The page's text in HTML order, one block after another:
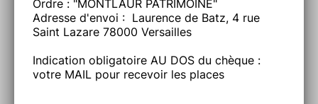
Ordre : "MONTLAUR PATRIMOINE"
Adresse d'envoi : Laurence de Batz, 4 rue
Saint Lazare 78000 Versailles
Indication obligatoire AU DOS du chèque :
votre MAIL pour recevoir les places